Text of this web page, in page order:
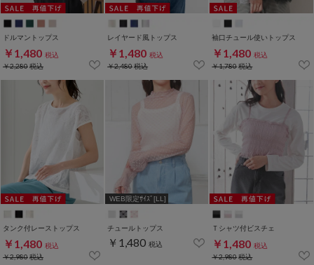
ドルマントップス
￥1,480 税込
￥2,280税込
レイヤード風トップス
￥1,480 税込
￥2,480税込
袖口チュール使いトップス
￥1,480 税込
￥1,780税込
タンク付レーストップス
￥1,480 税込
￥2,980税込
WEB限定ｻｲｽﾞ[LL]
チュールトップス
￥1,480 税込
Ｔシャツ付ビスチェ
￥1,480 税込
￥2,980税込